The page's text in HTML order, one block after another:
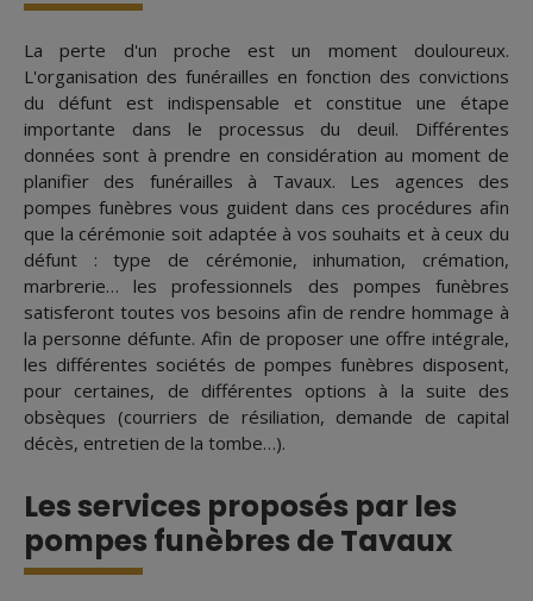
La perte d'un proche est un moment douloureux.
L'organisation des funérailles en fonction des convictions
du défunt est indispensable et constitue une étape
importante dans le processus du deuil. Différentes
données sont à prendre en considération au moment de
planifier des funérailles à Tavaux. Les agences des
pompes funèbres vous guident dans ces procédures afin
que la cérémonie soit adaptée à vos souhaits et à ceux du
défunt : type de cérémonie, inhumation, crémation,
marbrerie… les professionnels des pompes funèbres
satisferont toutes vos besoins afin de rendre hommage à
la personne défunte. Afin de proposer une offre intégrale,
les différentes sociétés de pompes funèbres disposent,
pour certaines, de différentes options à la suite des
obsèques (courriers de résiliation, demande de capital
décès, entretien de la tombe…).
Les services proposés par les
pompes funèbres de Tavaux